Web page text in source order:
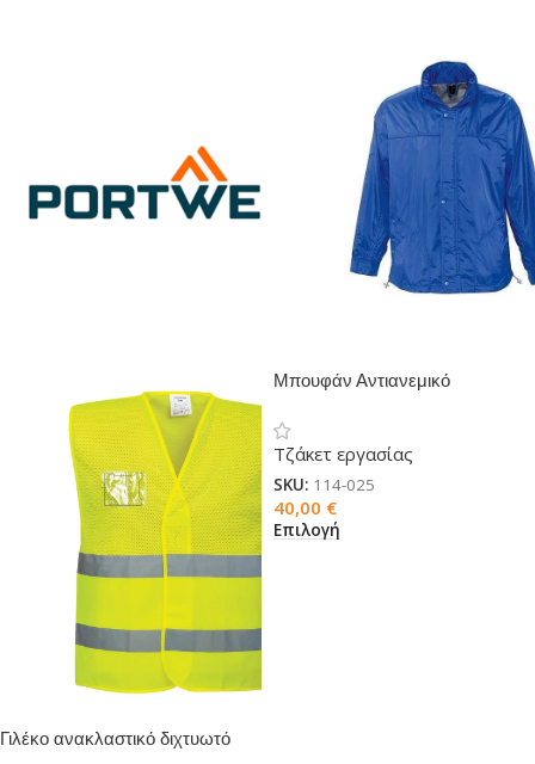
Γιλέκο ανακλαστικό διχτυωτό
Μπουφάν Αντιανεμικό
Τζάκετ εργασίας
SKU: 114-025
40,00 €
Επιλογή